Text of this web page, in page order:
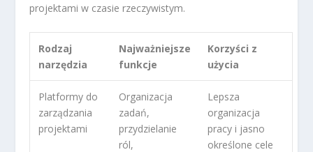
projektami w czasie rzeczywistym.
Rodzaj
narzędzia
Najważniejsze
funkcje
Korzyści z
użycia
Platformy do
zarządzania
projektami
Organizacja
zadań,
przydzielanie
ról,
Lepsza
organizacja
pracy i jasno
określone cele